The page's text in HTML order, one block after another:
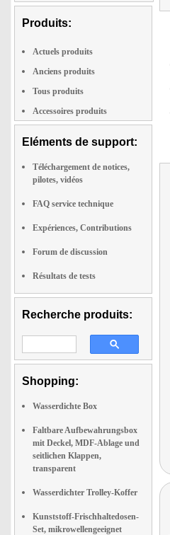
Produits:
Actuels produits
Anciens produits
Tous produits
Accessoires produits
Eléments de support:
Téléchargement de notices,
pilotes, vidéos
FAQ service technique
Expériences, Contributions
Forum de discussion
Résultats de tests
Recherche produits:
Shopping:
Wasserdichte Box
Faltbare Aufbewahrungsbox
mit Deckel, MDF-Ablage und
seitlichen Klappen,
transparent
Wasserdichter Trolley-Koffer
Kunststoff-Frischhaltedosen-
Set, mikrowellengeeignet